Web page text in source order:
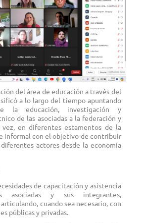
del área de educación a través del
a lo largo del tiempo apuntando
la educación, investigación y
de las asociadas a la federación y
vez, en diferentes estamentos de la
informal con el objetivo de contribuir
actores desde la economía
de capacitación y asistencia
asociadas y sus integrantes,
cuando sea necesario, con
públicas y privadas.